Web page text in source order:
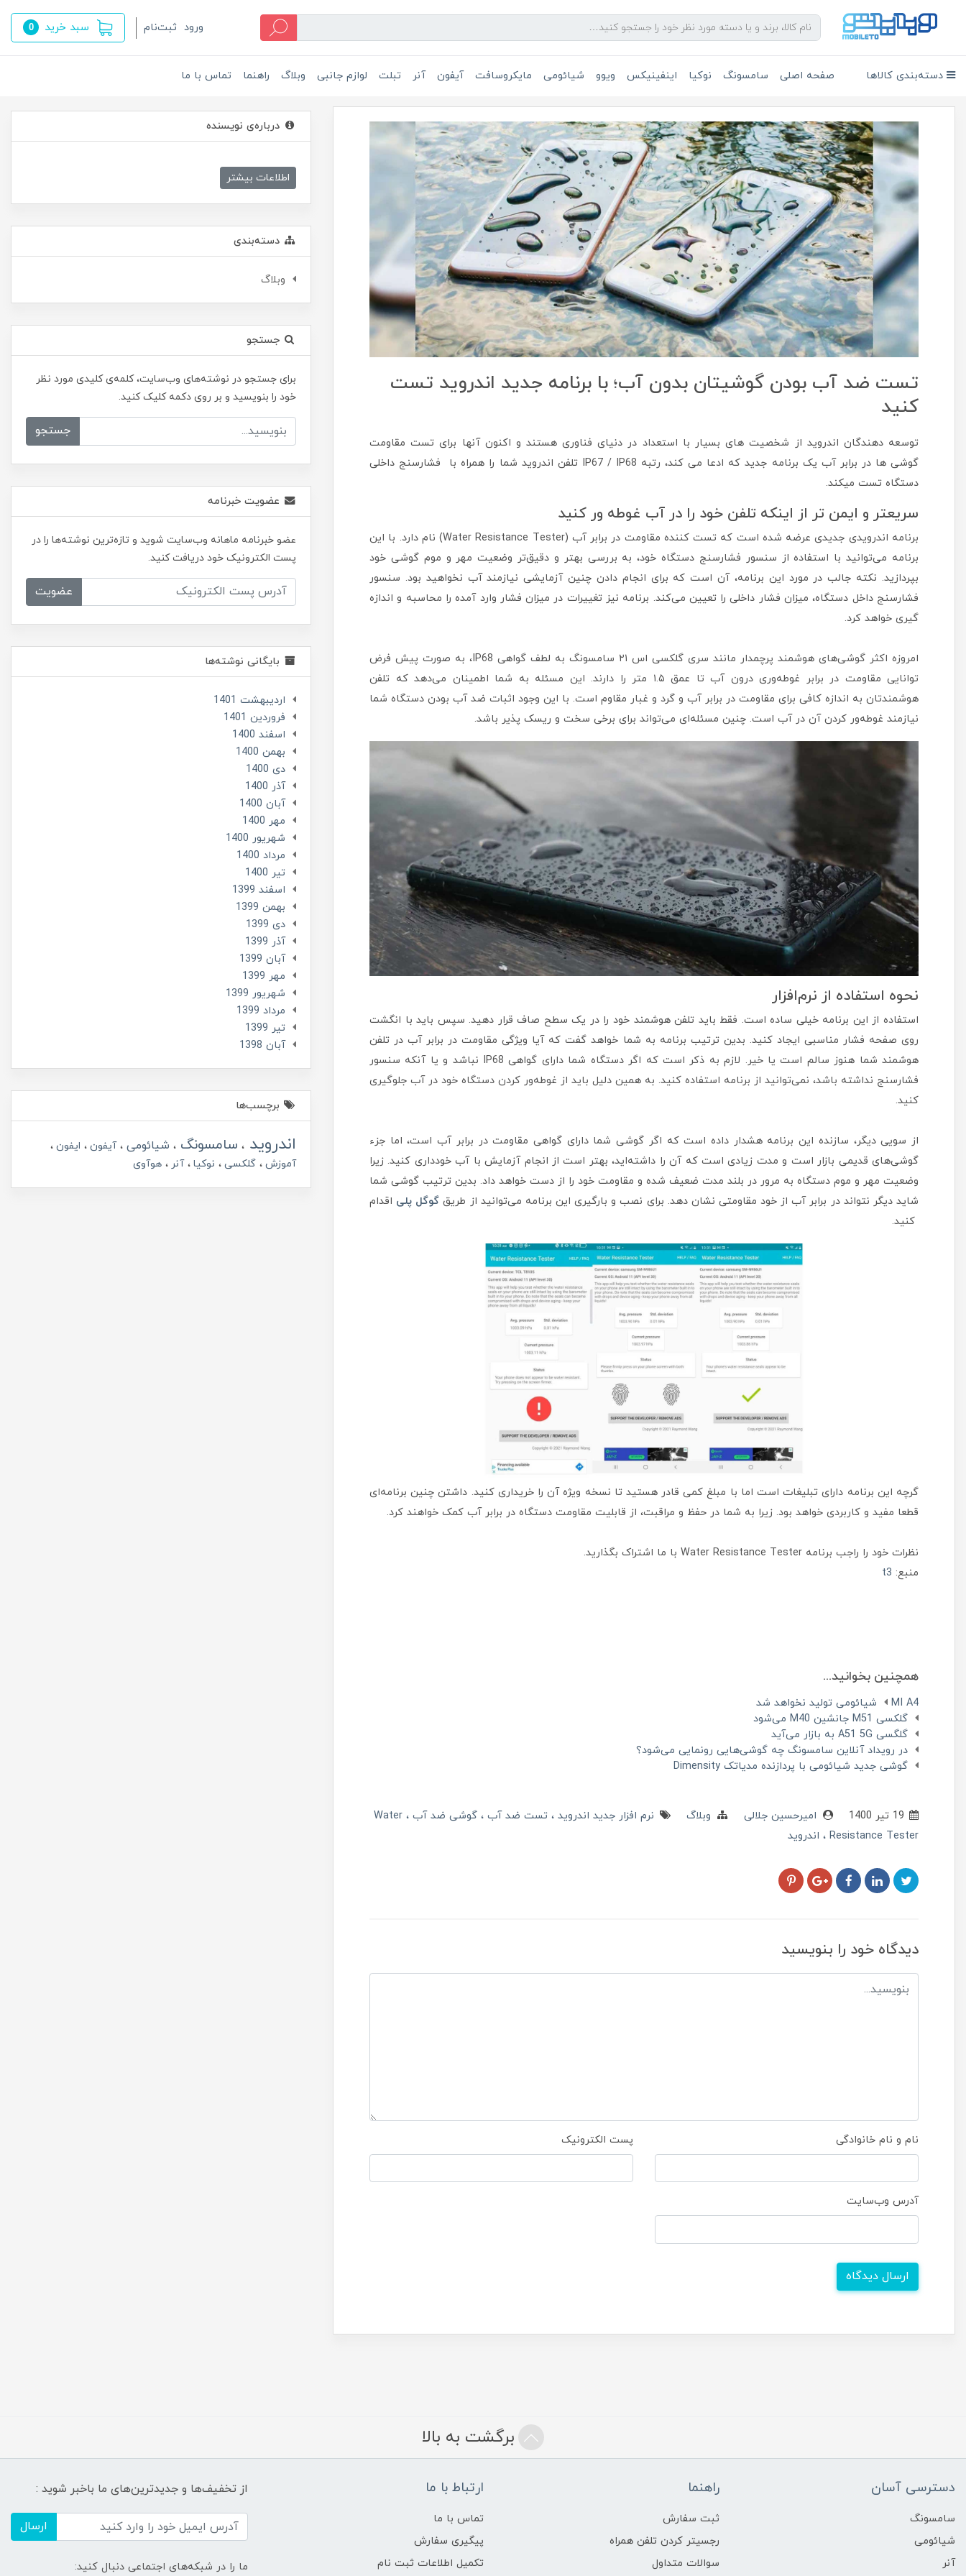
ورود ثبت‌نام سبد خرید 0
دسته‌بندی کالاها صفحه اصلی سامسونگ نوکیا اینفینیکس ویوو شیائومی مایکروسافت آیفون آنر تبلت لوازم جانبی وبلاگ راهنما تماس با ما
تست ضد آب بودن گوشیتان بدون آب؛ با برنامه جدید اندروید تست
کنید
توسعه دهندگان اندروید از شخصیت های بسیار با استعداد در دنیای فناوری هستند و اکنون آنها برای تست مقاومت
گوشی ها در برابر آب یک برنامه جدید که ادعا می کند، رتبه IP67 / IP68 تلفن اندروید شما را همراه با فشارسنج داخلی
دستگاه تست میکند.
سریعتر و ایمن تر از اینکه تلفن خود را در آب غوطه ور کنید
برنامه اندرویدی جدیدی عرضه شده است که تست کننده مقاومت در برابر آب (Water Resistance Tester) نام دارد. با این
برنامه می‌توانید با استفاده از سنسور فشارسنج دستگاه خود، به بررسی بهتر و دقیق‌تر وضعیت مهر و موم‌ گوشی خود
بپردازید. نکته جالب در مورد این برنامه، آن است که برای انجام دادن چنین آزمایشی نیازمند آب نخواهید بود. سنسور
فشارسنج داخل دستگاه، میزان فشار داخلی را تعیین می‌کند. برنامه نیز تغییرات در میزان فشار وارد آمده را محاسبه و اندازه
گیری خواهد کرد.
امروزه اکثر گوشی‌های هوشمند پرچمدار مانند سری گلکسی اس ۲۱ سامسونگ به لطف گواهی IP68، به صورت پیش فرض
توانایی مقاومت در برابر غوطه‌وری درون آب تا عمق ۱.۵ متر را دارند. این مسئله به شما اطمینان می‌دهد که تلفن
هوشمندتان به اندازه کافی برای مقاومت در برابر آب و گرد و غبار مقاوم است. با این وجود اثبات ضد آب بودن دستگاه شما
نیازمند غوطه‌ور کردن آن در آب است. چنین مسئله‌ای می‌تواند برای برخی سخت و ریسک پذیر باشد.
نحوه استفاده از نرم‌افزار
استفاده از این برنامه خیلی ساده است. فقط باید تلفن هوشمند خود را در یک سطح صاف قرار دهید. سپس باید با انگشت
روی صفحه فشار مناسبی ایجاد کنید. بدین ترتیب برنامه به شما خواهد گفت که آیا ویژگی مقاومت در برابر آب در تلفن
هوشمند شما هنوز سالم است یا خیر. لازم به ذکر است که اگر دستگاه شما دارای گواهی IP68 نباشد و یا آنکه سنسور
فشارسنج نداشته باشد، نمی‌توانید از برنامه استفاده کنید. به همین دلیل باید از غوطه‌‌ور کردن دستگاه خود در آب جلوگیری
کنید.
از سویی دیگر، سازنده این برنامه هشدار داده است که اگر گوشی شما دارای گواهی مقاومت در برابر آب است، اما جزء
گوشی‌های قدیمی بازار است و مدت زیادی است که آن را داشته‌اید، بهتر است از انجام آزمایش با آب خودداری کنید. زیرا
وضعیت مهر و موم‌ دستگاه به مرور در بلند مدت ضعیف شده و مقاومت خود را از دست خواهد داد. بدین ترتیب گوشی شما
شاید دیگر نتواند در برابر آب از خود مقاومتی نشان دهد. برای نصب و بارگیری این برنامه می‌توانید از طریق گوگل پلی اقدام
کنید.
گرچه این برنامه دارای تبلیغات است اما با مبلغ کمی قادر هستید تا نسخه ویژه آن را خریداری کنید. داشتن چنین برنامه‌ای
قطعا مفید و کاربردی خواهد بود. زیرا به شما در حفظ و مراقبت، از قابلیت مقاومت دستگاه در برابر آب کمک خواهند کرد.
نظرات خود را راجب برنامه Water Resistance Tester با ما اشتراک بگذارید.
منبع: t3
همچنین بخوانید...
MI A4 شیائومی تولید نخواهد شد
گلکسی M51 جانشین M40 می‌شود
گلگسی A51 5G به بازار می‌آید
در رویداد آنلاین سامسونگ چه گوشی‌هایی رونمایی می‌شود؟
گوشی جدید شیائومی با پردازنده مدیاتک Dimensity
امیرحسین جلالی وبلاگ نرم افزار جدید اندروید تست ضد آب گوشی ضد آب Water
Resistance Tester
اندروید
دیدگاه خود را بنویسید
نام و نام خانوادگی پست الکترونیک
آدرس وب‌سایت
ارسال دیدگاه
درباره‌ی نویسنده
اطلاعات بیشتر
دسته‌بندی
وبلاگ
جستجو
برای جستجو در نوشته‌های وب‌سایت، کلمه‌ی کلیدی مورد نظر
خود را بنویسید و بر روی دکمه کلیک کنید.
جستجو
عضویت خبرنامه
عضو خبرنامه ماهانه وب‌سایت شوید و تازه‌ترین نوشته‌ها را در
پست الکترونیک خود دریافت کنید.
عضویت
بایگانی نوشته‌ها
ارديبهشت 1401
فروردین 1401
اسفند 1400
بهمن 1400
دی 1400
آذر 1400
آبان 1400
مهر 1400
شهریور 1400
مرداد 1400
تير 1400
اسفند 1399
بهمن 1399
دی 1399
آذر 1399
آبان 1399
مهر 1399
شهریور 1399
مرداد 1399
تير 1399
آبان 1398
برچسب‌ها
اندروید سامسونگ شیائومی آیفون
ایفون
آموزش
گلکسی نوکیا آنر هوآوی
برگشت به بالا
دسترسی آسان
سامسونگ
شیائومی
آنر
راهنما
ثبت سفارش
رجسیتر کردن تلفن همراه
سوالات متداول
ارتباط با ما
تماس با ما
پیگیری سفارش
تکمیل اطلاعات ثبت نام
از تخفیف‌ها و جدیدترین‌های ما باخبر شوید :
ارسال
ما را در شبکه‌های اجتماعی دنبال کنید: